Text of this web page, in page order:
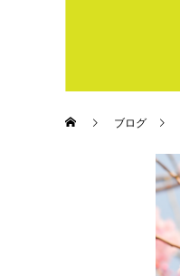
ブログ